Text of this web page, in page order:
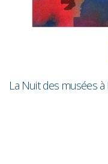
La Nuit des musées